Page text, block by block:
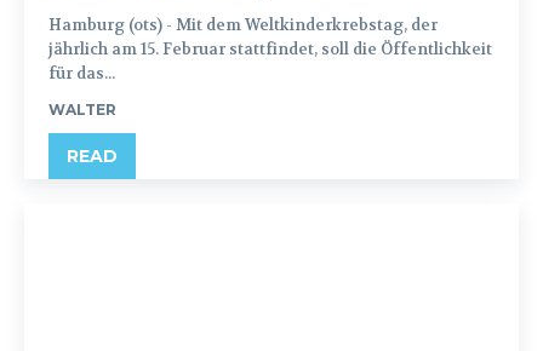
Hamburg (ots) - Mit dem Weltkinderkrebstag, der
jährlich am 15. Februar stattfindet, soll die Öffentlichkeit
für das...
WALTER
READ